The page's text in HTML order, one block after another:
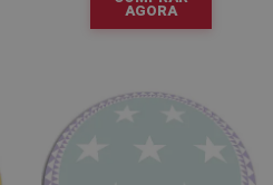
AGORA